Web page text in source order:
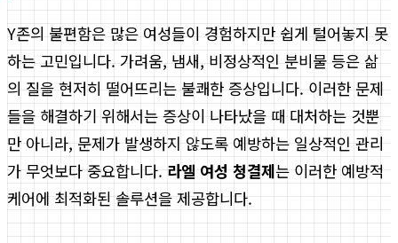
Y존의 불편함은 많은 여성들이 경험하지만 쉽게 털어놓지 못
하는 고민입니다. 가려움, 냄새, 비정상적인 분비물 등은 삶
의 질을 현저히 떨어뜨리는 불쾌한 증상입니다. 이러한 문제
들을 해결하기 위해서는 증상이 나타났을 때 대처하는 것뿐
만 아니라, 문제가 발생하지 않도록 예방하는 일상적인 관리
가 무엇보다 중요합니다. 라엘 여성 청결제는 이러한 예방적
케어에 최적화된 솔루션을 제공합니다.